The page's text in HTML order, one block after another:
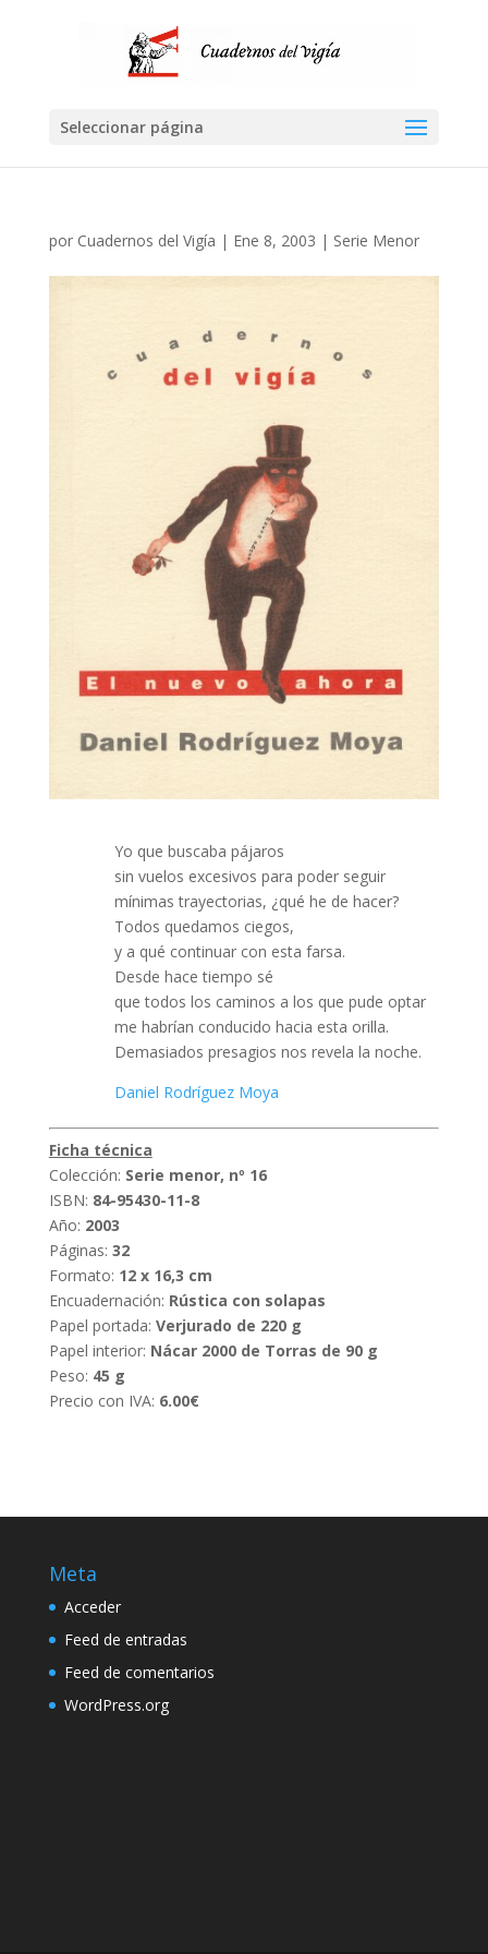
Seleccionar página
por Cuadernos del Vigía | Ene 8, 2003 | Serie Menor
Yo que buscaba pájaros
sin vuelos excesivos para poder seguir
mínimas trayectorias, ¿qué he de hacer?
Todos quedamos ciegos,
y a qué continuar con esta farsa.
Desde hace tiempo sé
que todos los caminos a los que pude optar
me habrían conducido hacia esta orilla.
Demasiados presagios nos revela la noche.
Daniel Rodríguez Moya
Ficha técnica
Colección: Serie menor, nº 16
ISBN: 84-95430-11-8
Año: 2003
Páginas: 32
Formato: 12 x 16,3 cm
Encuadernación: Rústica con solapas
Papel portada: Verjurado de 220 g
Papel interior: Nácar 2000 de Torras de 90 g
Peso: 45 g
Precio con IVA: 6.00€
Meta
Acceder
Feed de entradas
Feed de comentarios
WordPress.org